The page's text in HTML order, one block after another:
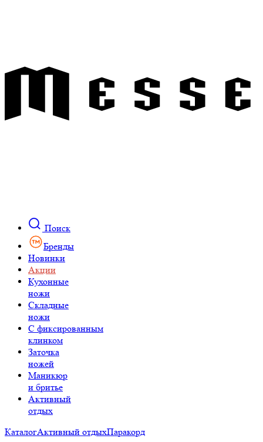
Поиск
Бренды
Новинки
Акции
Кухонные
ножи
Складные
ножи
C фиксированным
клинком
Заточка
ножей
Маникюр
и бритье
Активный
отдых
КаталогАктивный отдыхПаракорд